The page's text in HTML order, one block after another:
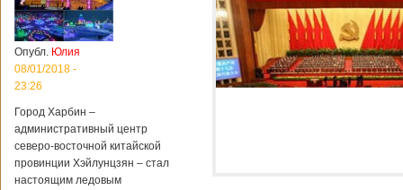
Опубл. Юлия
08/01/2018 -
23:26
Город Харбин –
административный центр
северо-восточной китайской
провинции Хэйлунцзян – стал
настоящим ледовым